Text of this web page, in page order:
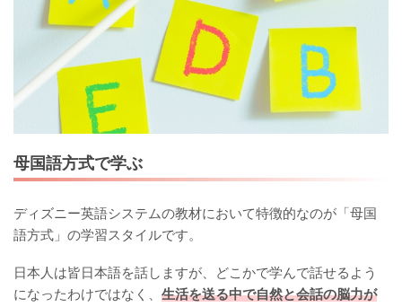
母国語方式で学ぶ
ディズニー英語システムの教材において特徴的なのが「母国
語方式」の学習スタイルです。
日本人は皆日本語を話しますが、どこかで学んで話せるよう
になったわけではなく、 生活を送る中で自然と会話の脳力が